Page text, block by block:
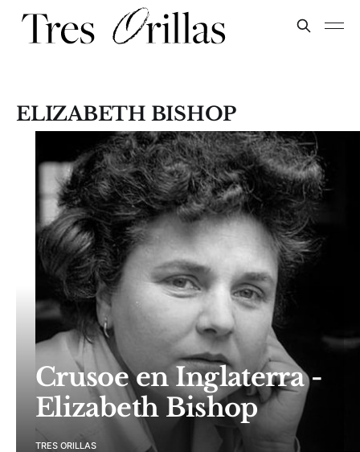
ELIZABETH BISHOP
Crusoe en Inglaterra -
Elizabeth Bishop
TRES ORILLAS